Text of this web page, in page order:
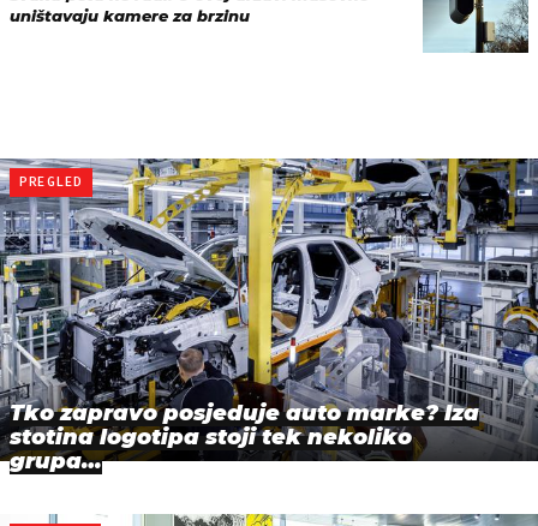
uništavaju kamere za brzinu
PREGLED
Tko zapravo posjeduje auto marke? Iza
stotina logotipa stoji tek nekoliko
grupa…